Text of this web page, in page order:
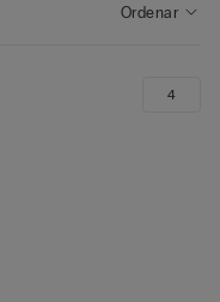
Ordenar
4